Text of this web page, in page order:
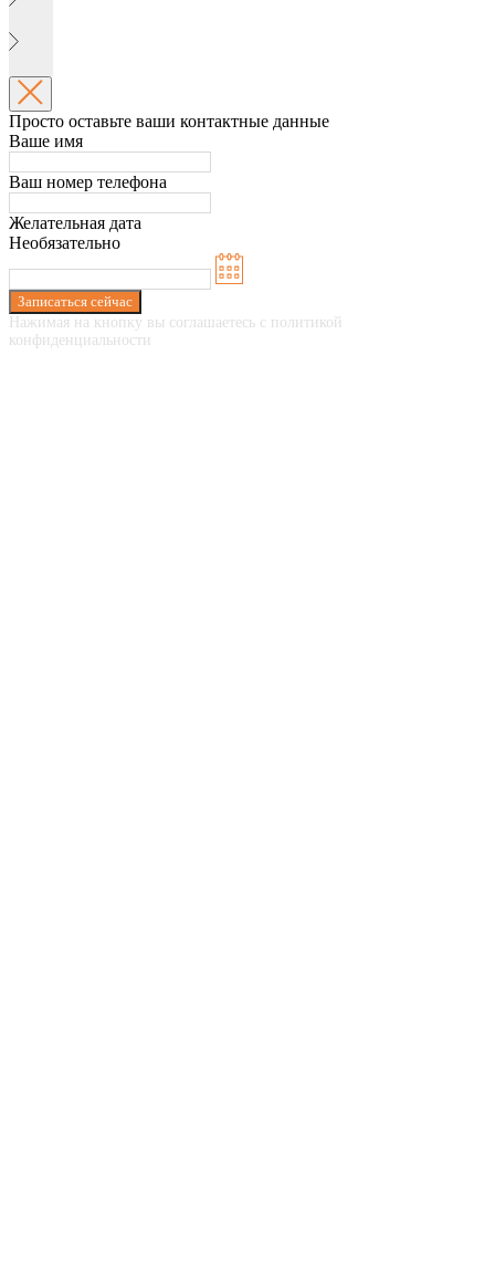
Просто оставьте ваши контактные данные
Ваше имя
Ваш номер телефона
Желательная дата
Необязательно
Записаться сейчас
Нажимая на кнопку вы соглашаетесь с политикой
конфиденциальности